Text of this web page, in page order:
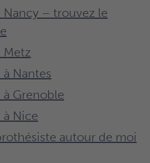
– trouvez le
Metz
Nantes
Grenoble
Nice
autour de moi